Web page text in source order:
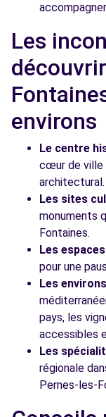
Les
environs
Le centre
cœur de ville
architectural.
Les sites
monuments
Fontaines.
Les
pour une
Les
pays, les
accessibles
Les
régionale
Pernes-les-